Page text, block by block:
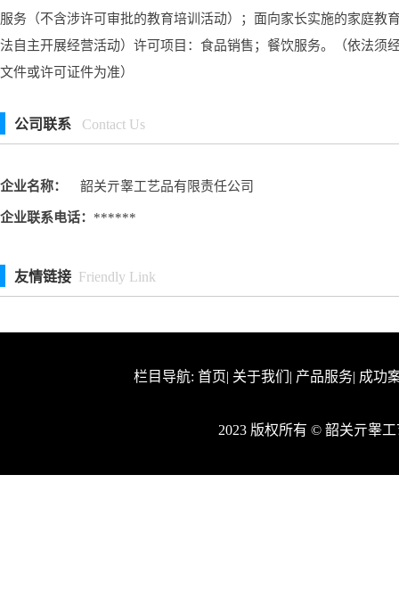
服务（不含涉许可审批的教育培训活动）；面向家长实施的家庭
法自主开展经营活动）许可项目：食品销售；餐饮服务。（依法
文件或许可证件为准）
公司联系 Contact Us
企业名称： 韶关亓睾工艺品有限责任公司
企业联系电话： ******
友情链接 Friendly Link
栏目导航: 首页| 关于我们 | 产品服务| 成功
2023 版权所有 © 韶关亓睾